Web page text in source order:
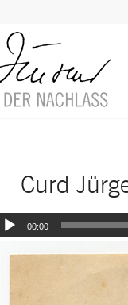
Curd
00:00